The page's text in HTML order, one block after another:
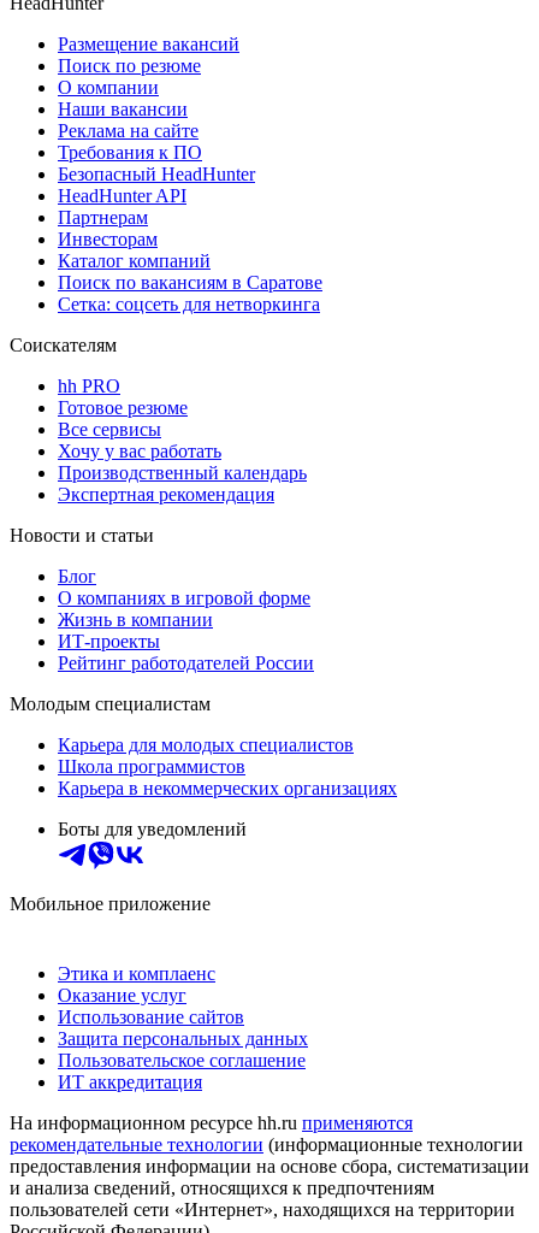
Размещение вакансий
Поиск по резюме
О компании
Наши вакансии
Реклама на сайте
Требования к ПО
Безопасный HeadHunter
HeadHunter API
Партнерам
Инвесторам
Каталог компаний
Поиск по вакансиям в Саратове
Сетка: соцсеть для нетворкинга
Соискателям
hh PRO
Готовое резюме
Все сервисы
Хочу у вас работать
Производственный календарь
Экспертная рекомендация
Новости и статьи
Блог
О компаниях в игровой форме
Жизнь в компании
ИТ-проекты
Рейтинг работодателей России
Молодым специалистам
Карьера для молодых специалистов
Школа программистов
Карьера в некоммерческих организациях
Боты для уведомлений
Мобильное приложение
Этика и комплаенс
Оказание услуг
Использование сайтов
Защита персональных данных
Пользовательское соглашение
ИТ аккредитация
На информационном ресурсе hh.ru применяются
рекомендательные технологии (информационные технологии
предоставления информации на основе сбора, систематизации
и анализа сведений, относящихся к предпочтениям
пользователей сети «Интернет», находящихся на территории